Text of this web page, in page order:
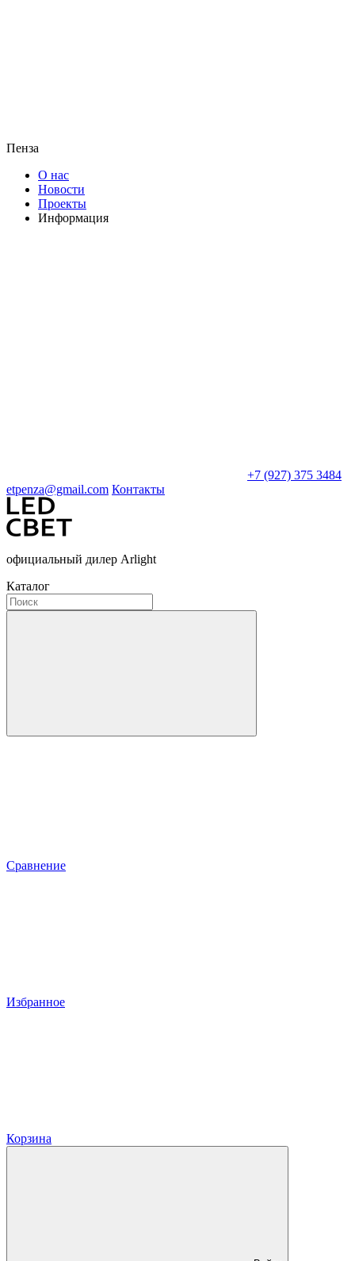
Пенза
О нас
Новости
Проекты
Информация
+7 (927) 375 3484
etpenza@gmail.com Контакты
официальный дилер Arlight
Каталог
Сравнение
Избранное
Корзина